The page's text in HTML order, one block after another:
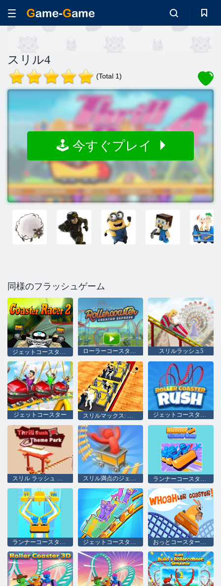
スリル4
(Total 1)
🕹️ 今すぐプレイ
同様のフラッシュゲーム
ジェットコースター2のレース ローラーコースタークリエーターエクスプレス スリルラッシュ5
ジェットコースター ジェットコースターラッシュ
スリル ラッシュ テーマ パーク スリル満点のジェットコースター ランナーコースターレース
ランナーコースターレース ジェットコースターラッシュ おっとコースターをさせてください！